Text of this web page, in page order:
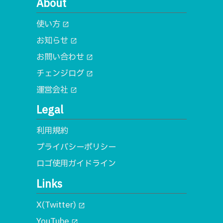
About
使い方 open_in_new
お知らせ open_in_new
お問い合わせ open_in_new
チェンジログ open_in_new
運営会社 open_in_new
Legal
利用規約
プライバシーポリシー
ロゴ使用ガイドライン
Links
X(Twitter) open_in_new